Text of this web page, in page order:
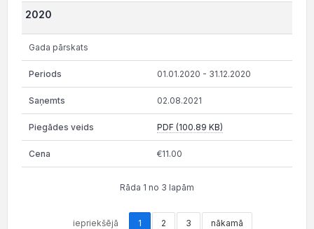
2020
Gada pārskats
01.01.2020 - 31.12.2020
02.08.2021
PDF (100.89 KB)
€11.00
Rāda 1 no 3 lapām
iepriekšējā 1 2 3 nākamā